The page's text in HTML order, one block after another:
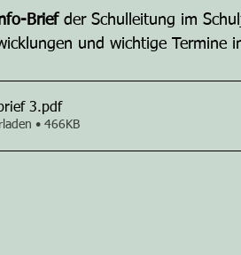
Brief der Schulleitung im
und wichtige Termine
3.pdf
• 466KB